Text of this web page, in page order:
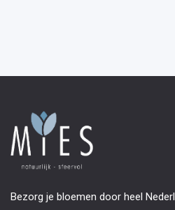
Bezorg je bloemen door heel